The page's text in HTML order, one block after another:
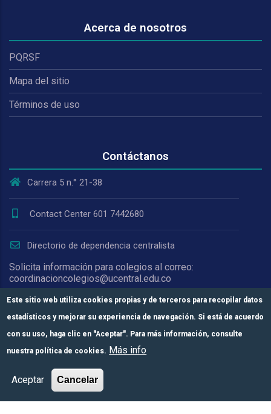
Acerca de nosotros
PQRSF
Mapa del sitio
Términos de uso
Contáctanos
Carrera 5 n.° 21-38
Contact Center 601 7442680
Directorio de dependencia centralista
Solicita información para colegios al correo:
coordinacioncolegios@ucentral.edu.co
Para notificaciones judiciales escribe a:
oficinajuridica@ucentral.edu.co y
secretariageneral@ucentral.edu.co
Acreditación Institucional de Alta Calidad.
Resolución del MEN n.° 008910 de 2023,
Comunícate con
nosotros
Este sitio web utiliza cookies propias y de terceros para recopilar datos
estadísticos y mejorar su experiencia de navegación. Si está de acuerdo
con su uso, haga clic en "Aceptar". Para más información, consulte
nuestra política de cookies. Más info
Aceptar Cancelar